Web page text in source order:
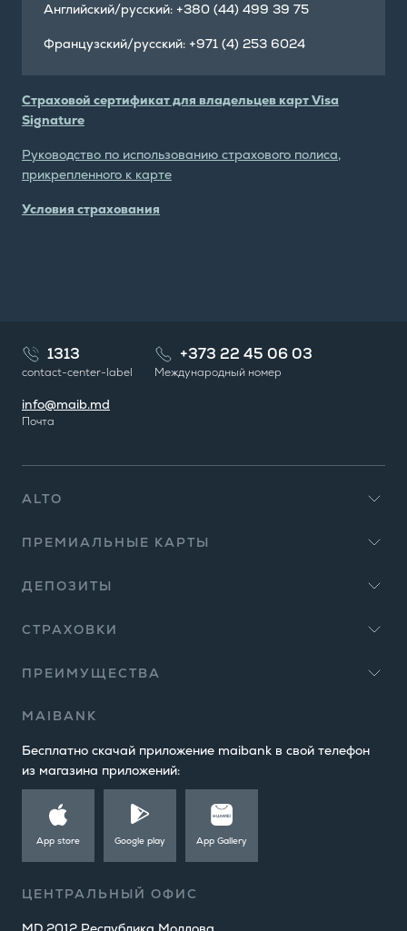
Английский/русский: +380 (44) 499 39 75
Французский/русский: +971 (4) 253 6024
Cтраховой сертификат для владельцев карт Visa
Signature
Руководство по использованию страхового полиса,
прикрепленного к карте
Условия страхования
1313
contact-center-label
+373 22 45 06 03
Международный номер
info@maib.md
Почта
ALTO
ПРЕМИАЛЬНЫЕ КАРТЫ
ДЕПОЗИТЫ
СТРАХОВКИ
ПРЕИМУЩЕСТВА
MAIBANK
Бесплатно скачай приложение maibank в свой телефон
из магазина приложений:
App store Google play App Gallery
ЦЕНТРАЛЬНЫЙ ОФИС